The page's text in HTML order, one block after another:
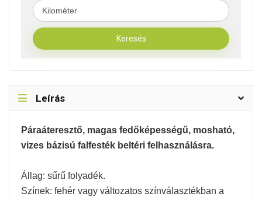
Leírás
Páraáteresztő, magas fedőképességű, mosható,
vizes bázisú falfesték beltéri felhasználásra.
Állag: sűrű folyadék.
Színek: fehér vagy változatos színválasztékban a